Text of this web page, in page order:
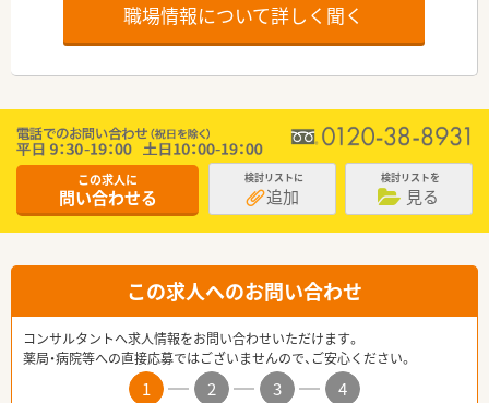
職場情報について詳しく聞く
この求人に
問い合わせる
検討リストに
追加
検討リストを
見る
この求人へのお問い合わせ
コンサルタントへ求人情報をお問い合わせいただけます。
薬局・病院等への直接応募ではございませんので、ご安心ください。
1 2 3
4